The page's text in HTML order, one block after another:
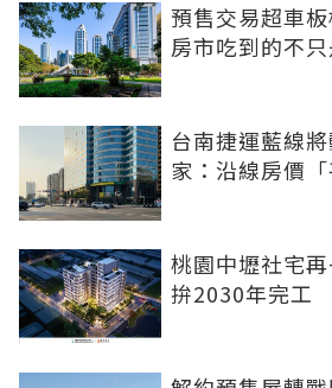
預售交易超車
房市吃到的不
台南捷運藍線
家：沿線房價
桃園中壢社宅再
拚2030年完工